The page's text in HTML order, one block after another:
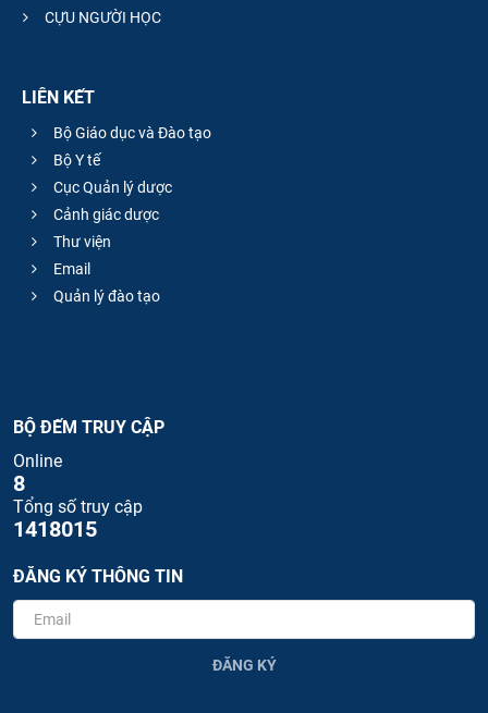
CỰU NGƯỜI HỌC
LIÊN KẾT
Bộ Giáo dục và Đào tạo
Bộ Y tế
Cục Quản lý dược
Cảnh giác dược
Thư viện
Email
Quản lý đào tạo
BỘ ĐẾM TRUY CẬP
Online
8
Tổng số truy cập
1418015
ĐĂNG KÝ THÔNG TIN
ĐĂNG KÝ